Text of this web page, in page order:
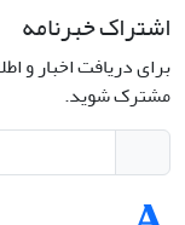
اشتراک خبرنامه
برای دریافت اخبار و
مشترک شوید.